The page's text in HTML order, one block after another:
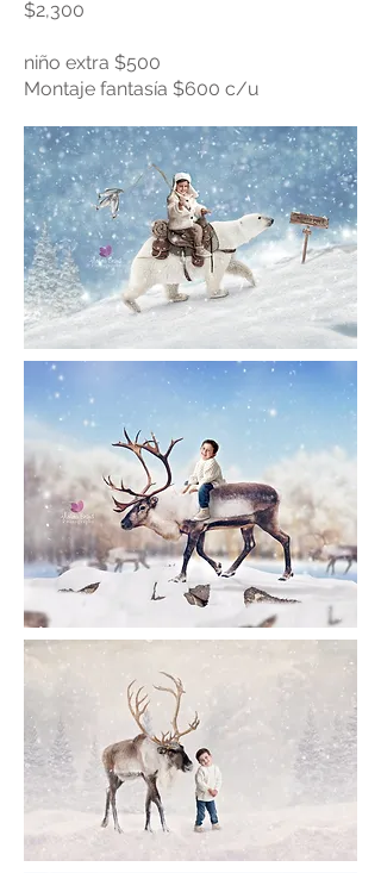
$2,300
niño extra $500
Montaje fantasía $600 c/u